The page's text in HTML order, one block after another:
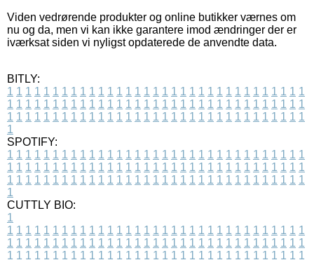
Viden vedrørende produkter og online butikker værnes om
nu og da, men vi kan ikke garantere imod ændringer der er
iværksat siden vi nyligst opdaterede de anvendte data.
BITLY:
1 1 1 1 1 1 1 1 1 1 1 1 1 1 1 1 1 1 1 1 1 1 1 1 1 1 1 1 1 1 1 1 1
1 1 1 1 1 1 1 1 1 1 1 1 1 1 1 1 1 1 1 1 1 1 1 1 1 1 1 1 1 1 1 1 1
1 1 1 1 1 1 1 1 1 1 1 1 1 1 1 1 1 1 1 1 1 1 1 1 1 1 1 1 1 1 1 1 1
1
SPOTIFY:
1 1 1 1 1 1 1 1 1 1 1 1 1 1 1 1 1 1 1 1 1 1 1 1 1 1 1 1 1 1 1 1 1
1 1 1 1 1 1 1 1 1 1 1 1 1 1 1 1 1 1 1 1 1 1 1 1 1 1 1 1 1 1 1 1 1
1 1 1 1 1 1 1 1 1 1 1 1 1 1 1 1 1 1 1 1 1 1 1 1 1 1 1 1 1 1 1 1 1
1
CUTTLY BIO:
1
1 1 1 1 1 1 1 1 1 1 1 1 1 1 1 1 1 1 1 1 1 1 1 1 1 1 1 1 1 1 1 1 1
1 1 1 1 1 1 1 1 1 1 1 1 1 1 1 1 1 1 1 1 1 1 1 1 1 1 1 1 1 1 1 1 1
1 1 1 1 1 1 1 1 1 1 1 1 1 1 1 1 1 1 1 1 1 1 1 1 1 1 1 1 1 1 1 1 1